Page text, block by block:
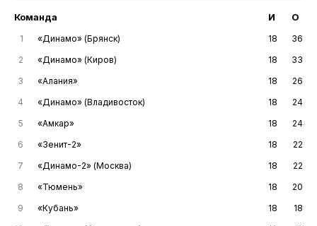
Команда И О
1 «Динамо» (Брянск) 18
36
2
«Динамо» (Киров) 18
33
3
«Алания» 18
26
4
«Динамо» (Владивосток) 18
24
5
«Амкар» 18
24
6
«Зенит-2» 18
22
7
«Динамо-2» (Москва) 18
22
8
«Тюмень» 18
20
9
«Кубань» 18
18